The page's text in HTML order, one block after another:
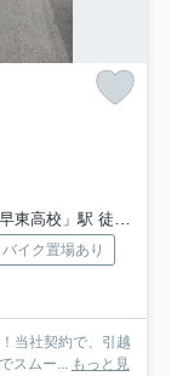
高校」駅 徒歩20分
バイク置場あり
当社契約で、引越
スムー... もっと見